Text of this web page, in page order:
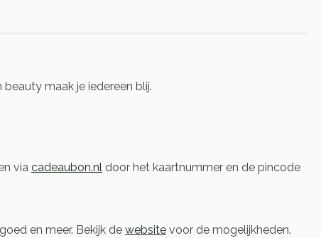
maak je iedereen blij.
via cadeaubon.nl door het kaartnummer en de pincode
en meer. Bekijk de website voor de mogelijkheden.